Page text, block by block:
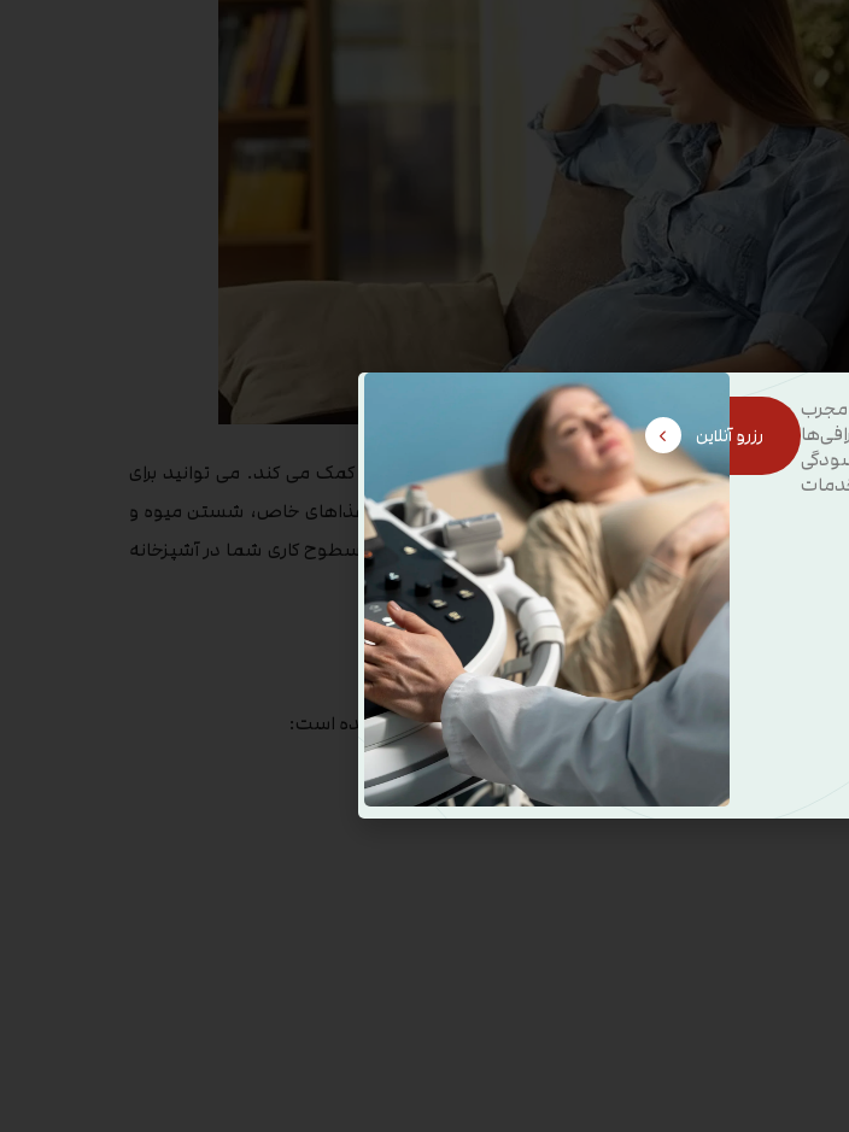
بهداشتی به جلوگیری از بسیاری از عفونت های مقاربتی کمک می کند. می توانید برای
از غذا نیز اقدامات لازم را انجام دهید؛ مانند عدم خوردن غذاهای خاص، شستن میوه و
اینکه گوشت، ماهی و تخم مرغ شما به خوبی پخته شده باشد و سطوح کاری شما در آشپزخانه
عفونت در بارداری
عفونت هایی که می توانند بارداری را تحت تاثیر قرار دهند، آورده شده است:
مجرب
رزرو آنلاین